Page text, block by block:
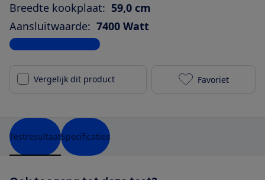
Breedte kookplaat: 59,0 cm
Aansluitwaarde: 7400 Watt
Bekijk alle specificaties
Vergelijk dit product ETNA
Favoriet
TestresultaatSpecificaties